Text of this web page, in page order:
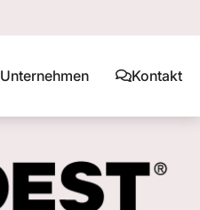
Unternehmen Kontakt